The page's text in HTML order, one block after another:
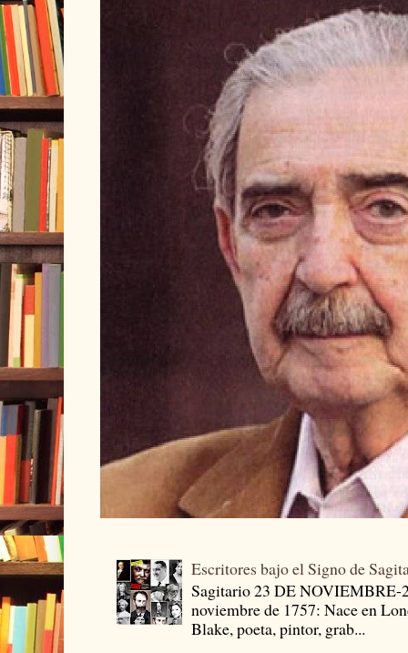
Escritores bajo el Signo de
Sagitario 23 DE
noviembre de 1757: Nace en
Blake, poeta, pintor, grab...